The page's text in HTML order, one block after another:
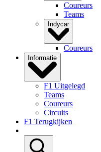
Coureurs
Teams
Indycar
Coureurs
Informatie
F1 Uitgelegd
Teams
Coureurs
Circuits
F1 Terugkijken